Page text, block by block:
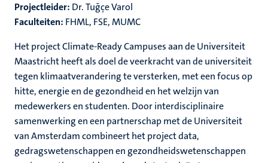
Projectleider: Dr. Tuğçe Varol
Faculteiten: FHML, FSE, MUMC
Het project Climate-Ready Campuses aan de Universiteit
Maastricht heeft als doel de veerkracht van de universiteit
tegen klimaatverandering te versterken, met een focus op
hitte, energie en de gezondheid en het welzijn van
medewerkers en studenten. Door interdisciplinaire
samenwerking en een partnerschap met de Universiteit
van Amsterdam combineert het project data,
gedragswetenschappen en gezondheidswetenschappen